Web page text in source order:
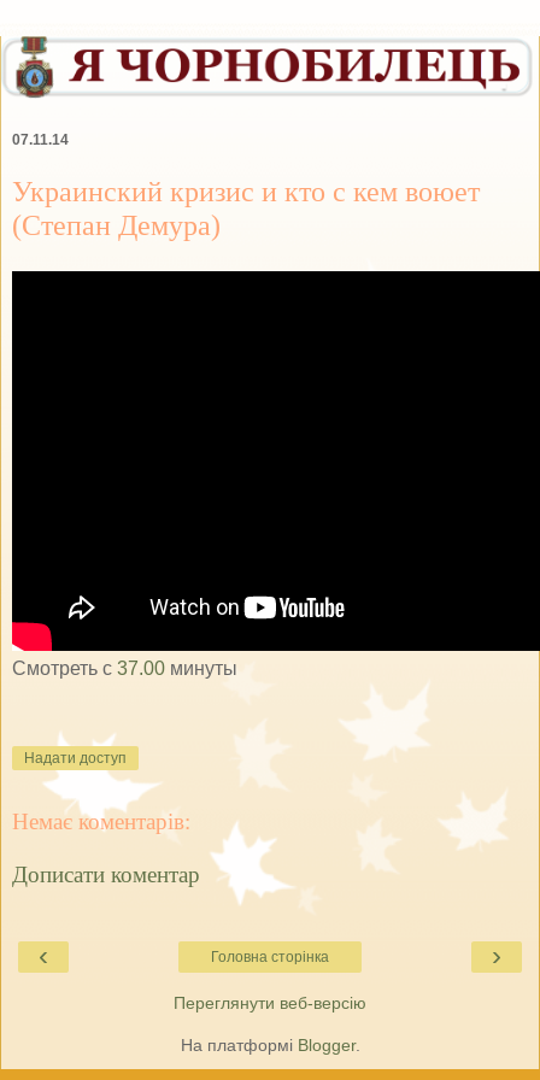
07.11.14
Украинский кризис и кто с кем воюет
(Степан Демура)
Смотреть с 37.00 минуты
Надати доступ
Немає коментарів:
Дописати коментар
‹ ›
Головна сторінка
Переглянути веб-версію
На платформі Blogger.